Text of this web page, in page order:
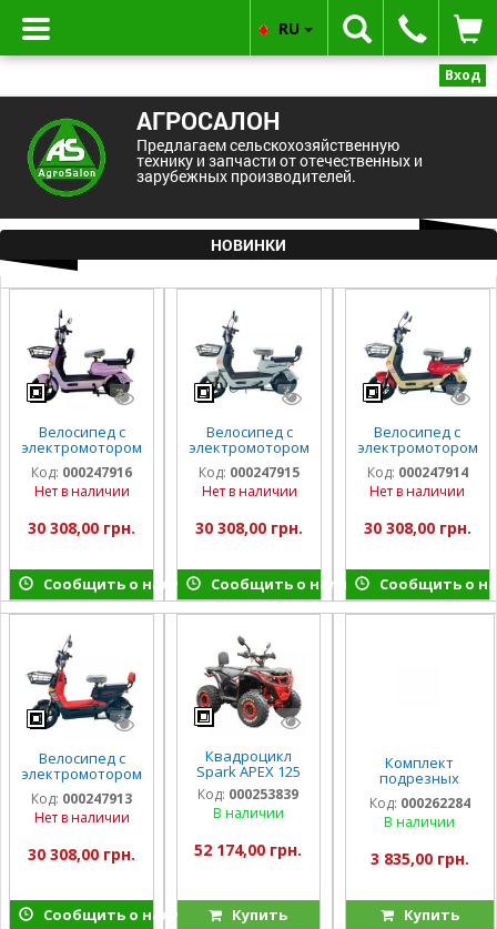
Вход
АГРОСАЛОН
Предлагаем сельскохозяйственную
технику и запчасти от отечественных и
зарубежных производителей.
RU
НОВИНКИ
Велосипед с
электромотором
SPARK R8 14"
60V/800W/20Ah
LiFePO4
Код: 000247916
Нет в наличии
30 308,00 грн.
Сообщить о наличии
Велосипед с
электромотором
SPARK R8 14"
60V/800W/20Ah
LiFePO4 светло-
Код: 000247915
Нет в наличии
30 308,00 грн.
Сообщить о наличии
Велосипед с
электромотором
SPARK R8 14"
60V/800W/20Ah
LiFePO4
красным
Код: 000247914
Нет в наличии
30 308,00 грн.
Сообщить о
Велосипед с
электромотором
SPARK R8 14"
60V/800W/20Ah
LiFePO4 чёрный
Код: 000247913
Нет в наличии
30 308,00 грн.
Сообщить о наличии
Квадроцикл
Spark APEX 125
Код: 000253839
В наличии
52 174,00 грн.
Купить
Комплект
подрезных
дисков для КК
1Т-50
транспортерного
Код: 000262284
В наличии
3 835,00 грн.
Купить